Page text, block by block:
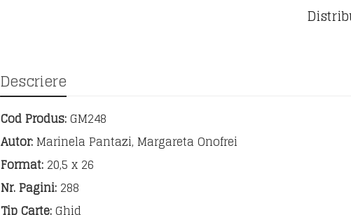
Descriere
Cod Produs:GM248
Autor: Marinela Pantazi, Margareta Onofrei
Format: 20,5 x 26
Nr. Pagini: 288
Tip Carte:Ghid